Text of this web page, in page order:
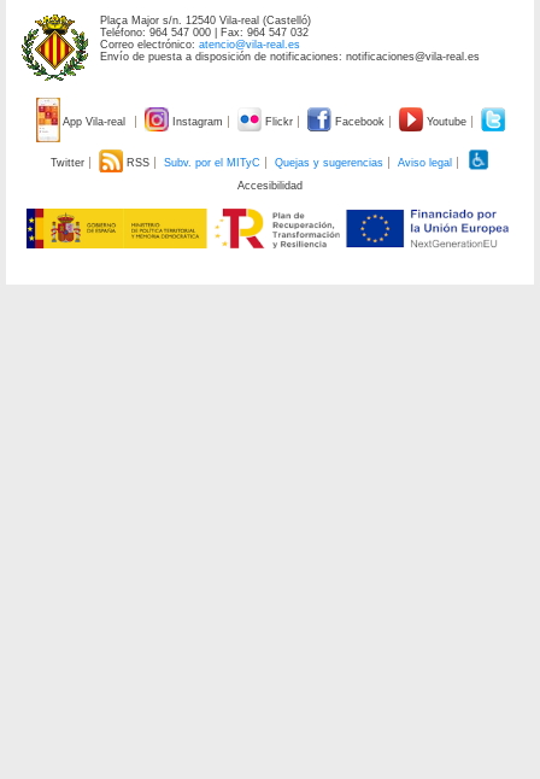
Plaça Major s/n. 12540 Vila-real (Castelló)
Teléfono: 964 547 000 | Fax: 964 547 032
Correo electrónico:atencio@vila-real.es
Envío de puesta a disposición de notificaciones: notificaciones@vila-real.es
App Vila-real Instagram Flickr Facebook Youtube
Twitter RSS Subv. por el MITyC Quejas y sugerencias
Aviso legal
Accesibilidad